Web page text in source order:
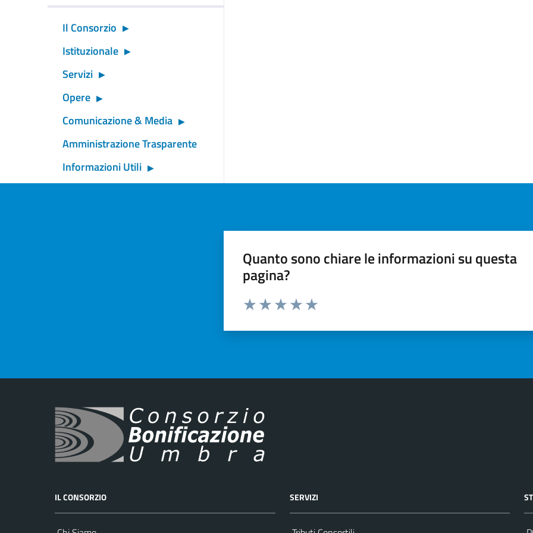
Il Consorzio
Istituzionale
Servizi
Opere
Comunicazione & Media
Amministrazione Trasparente
Informazioni Utili
Quanto sono chiare le informazioni su questa
pagina?
IL CONSORZIO SERVIZI